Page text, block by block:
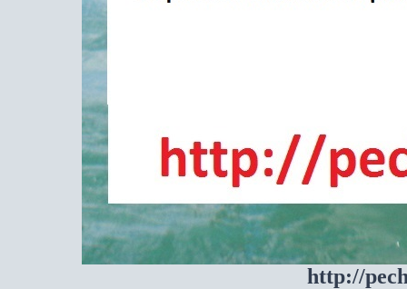
http://